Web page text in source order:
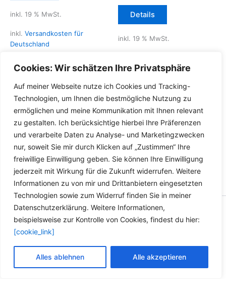
Cookies: Wir schätzen Ihre Privatsphäre
Auf meiner Webseite nutze ich Cookies und Tracking-
Technologien, um Ihnen die bestmögliche Nutzung zu
ermöglichen und meine Kommunikation mit Ihnen relevant
zu gestalten. Ich berücksichtige hierbei Ihre Präferenzen
und verarbeite Daten zu Analyse- und Marketingzwecken
nur, soweit Sie mir durch Klicken auf „Zustimmen“ Ihre
freiwillige Einwilligung geben. Sie können Ihre Einwilligung
jederzeit mit Wirkung für die Zukunft widerrufen. Weitere
Informationen zu von mir und Drittanbietern eingesetzten
Technologien sowie zum Widerruf finden Sie in meiner
Datenschutzerklärung. Weitere Informationen,
beispielsweise zur Kontrolle von Cookies, findest du hier:
[cookie_link]
Alles ablehnen Alle akzeptieren
inkl. 19 % MwSt.
inkl. Versandkosten für
Deutschland
Lieferzeit Deutschland: 2-3
Werktage
Details
inkl. 19 % MwSt.
Deutschland
Lieferzeit Deutschland:
Werktage
Copyright © 2026 Versandhandel für Fahrzeugteile, Ersatzteile
für: SMART BMW VW - Zubehör für Werkstätten.
Vertrag widerrufen